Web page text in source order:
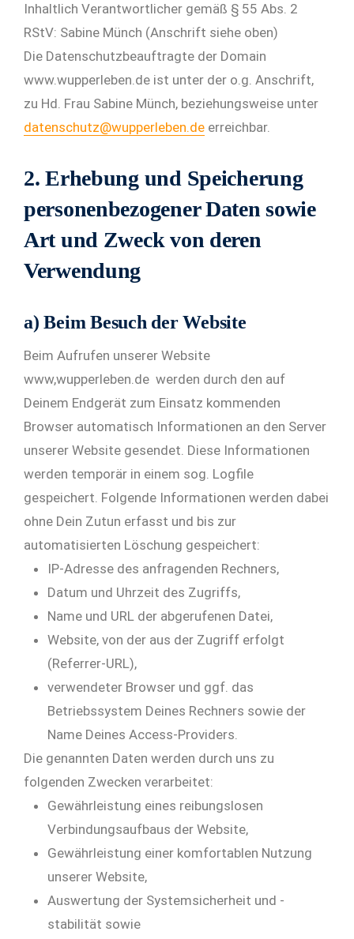
Inhaltlich Verantwortlicher gemäß § 55 Abs. 2
RStV: Sabine Münch (Anschrift siehe oben)
Die Datenschutzbeauftragte der Domain
www.wupperleben.de ist unter der o.g. Anschrift,
zu Hd. Frau Sabine Münch, beziehungsweise unter
datenschutz@wupperleben.de erreichbar.
2. Erhebung und Speicherung
personenbezogener Daten sowie
Art und Zweck von deren
Verwendung
a) Beim Besuch der Website
Beim Aufrufen unserer Website
www,wupperleben.de werden durch den auf
Deinem Endgerät zum Einsatz kommenden
Browser automatisch Informationen an den Server
unserer Website gesendet. Diese Informationen
werden temporär in einem sog. Logfile
gespeichert. Folgende Informationen werden dabei
ohne Dein Zutun erfasst und bis zur
automatisierten Löschung gespeichert:
IP-Adresse des anfragenden Rechners,
Datum und Uhrzeit des Zugriffs,
Name und URL der abgerufenen Datei,
Website, von der aus der Zugriff erfolgt
(Referrer-URL),
verwendeter Browser und ggf. das
Betriebssystem Deines Rechners sowie der
Name Deines Access-Providers.
Die genannten Daten werden durch uns zu
folgenden Zwecken verarbeitet:
Gewährleistung eines reibungslosen
Verbindungsaufbaus der Website,
Gewährleistung einer komfortablen Nutzung
unserer Website,
Auswertung der Systemsicherheit und -
stabilität sowie